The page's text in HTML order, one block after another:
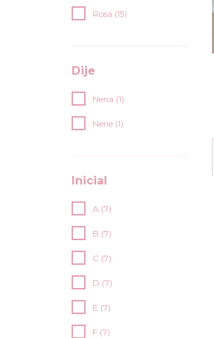
Rosa (15)
Dije
Nena (1)
Nene (1)
Inicial
A (7)
B (7)
C (7)
D (7)
E (7)
F (7)